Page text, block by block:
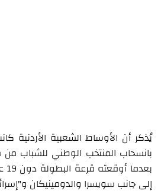
يُذكر أن الأوساط الشعبية الأردنية
بانسحاب المنتخب الوطني للشباب من
إلى جانب سويسرا والدومينيكان